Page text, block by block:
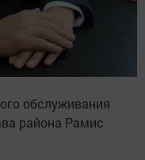
обслуживания
района Рамис